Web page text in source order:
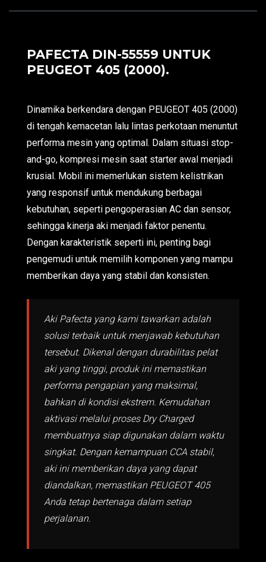
PAFECTA DIN-55559 UNTUK
PEUGEOT 405 (2000).
Dinamika berkendara dengan PEUGEOT 405 (2000)
di tengah kemacetan lalu lintas perkotaan menuntut
performa mesin yang optimal. Dalam situasi stop-
and-go, kompresi mesin saat starter awal menjadi
krusial. Mobil ini memerlukan sistem kelistrikan
yang responsif untuk mendukung berbagai
kebutuhan, seperti pengoperasian AC dan sensor,
sehingga kinerja aki menjadi faktor penentu.
Dengan karakteristik seperti ini, penting bagi
pengemudi untuk memilih komponen yang mampu
memberikan daya yang stabil dan konsisten.
Aki Pafecta yang kami tawarkan adalah
solusi terbaik untuk menjawab kebutuhan
tersebut. Dikenal dengan durabilitas pelat
aki yang tinggi, produk ini memastikan
performa pengapian yang maksimal,
bahkan di kondisi ekstrem. Kemudahan
aktivasi melalui proses Dry Charged
membuatnya siap digunakan dalam waktu
singkat. Dengan kemampuan CCA stabil,
aki ini memberikan daya yang dapat
diandalkan, memastikan PEUGEOT 405
Anda tetap bertenaga dalam setiap
perjalanan.